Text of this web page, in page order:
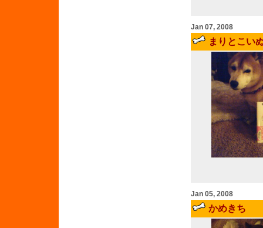
Jan 07, 2008
まりとこい
Jan 05, 2008
かめきち